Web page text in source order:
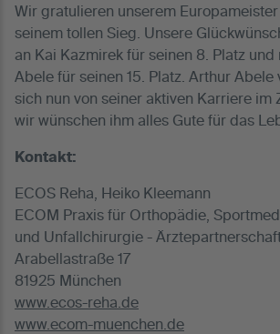
Wir gratulieren unserem
seinem tollen Sieg. Unsere
an Kai Kazmirek für seinen 8. Platz
Abele für seinen 15. Platz. Arthur
sich nun von seiner aktiven Karriere im
wir wünschen ihm alles Gute für das
Kontakt:
ECOS Reha, Heiko Kleemann
ECOM Praxis für Orthopädie,
und Unfallchirurgie -
Arabellastraße 17
81925 München
www.ecos-reha.de
www.ecom-muenchen.de